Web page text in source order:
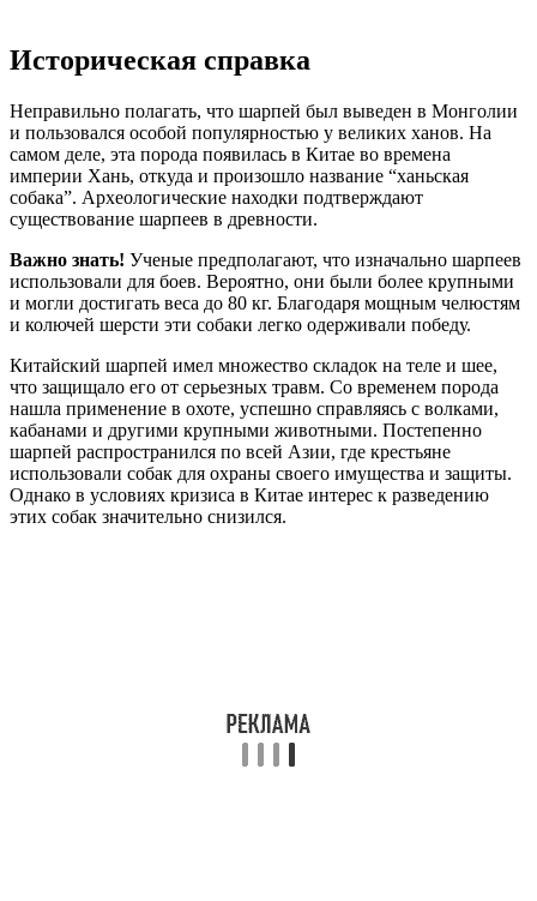
Историческая справка
Неправильно полагать, что шарпей был выведен в Монголии
и пользовался особой популярностью у великих ханов. На
самом деле, эта порода появилась в Китае во времена
империи Хань, откуда и произошло название “ханьская
собака”. Археологические находки подтверждают
существование шарпеев в древности.
Важно знать! Ученые предполагают, что изначально шарпеев
использовали для боев. Вероятно, они были более крупными
и могли достигать веса до 80 кг. Благодаря мощным челюстям
и колючей шерсти эти собаки легко одерживали победу.
Китайский шарпей имел множество складок на теле и шее,
что защищало его от серьезных травм. Со временем порода
нашла применение в охоте, успешно справляясь с волками,
кабанами и другими крупными животными. Постепенно
шарпей распространился по всей Азии, где крестьяне
использовали собак для охраны своего имущества и защиты.
Однако в условиях кризиса в Китае интерес к разведению
этих собак значительно снизился.